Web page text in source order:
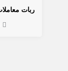
ربات